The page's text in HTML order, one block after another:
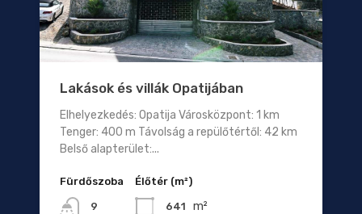
Lakások és villák Opatijában
Elhelyezkedés: Opatija Városközpont: 1 km
Tenger: 400 m Távolság a repülőtértől: 42 km
Belső alapterület:...
Fürdőszoba
9
Élőtér (m²)
641 m²